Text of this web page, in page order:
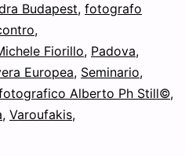
Budapest, fotografo
,
Fiorillo, Padova,
Europea, Seminario,
Alberto Ph Still©,
, Varoufakis,